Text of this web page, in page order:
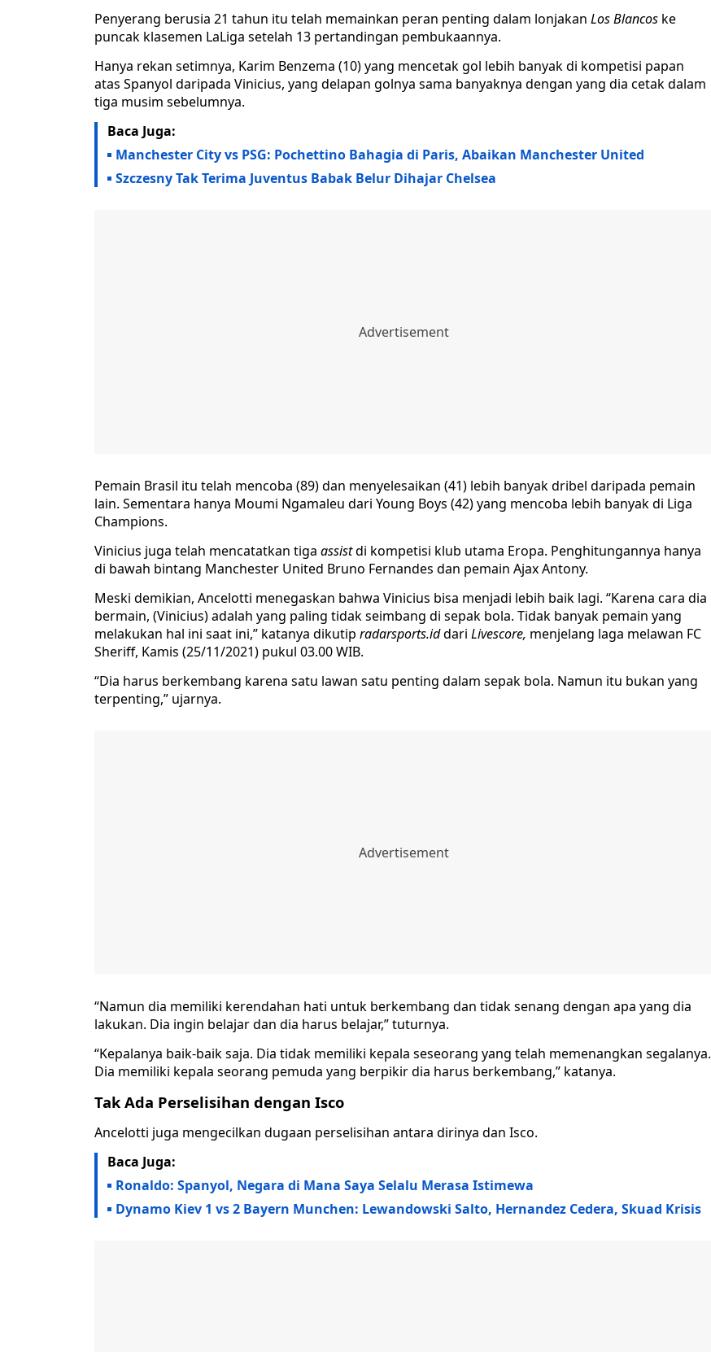
Penyerang berusia 21 tahun itu telah memainkan peran penting dalam lonjakan Los Blancos ke
puncak klasemen LaLiga setelah 13 pertandingan pembukaannya.
Hanya rekan setimnya, Karim Benzema (10) yang mencetak gol lebih banyak di kompetisi papan
atas Spanyol daripada Vinicius, yang delapan golnya sama banyaknya dengan yang dia cetak dalam
tiga musim sebelumnya.
Baca Juga:
Manchester City vs PSG: Pochettino Bahagia di Paris, Abaikan Manchester United
Szczesny Tak Terima Juventus Babak Belur Dihajar Chelsea
Pemain Brasil itu telah mencoba (89) dan menyelesaikan (41) lebih banyak dribel daripada pemain
lain. Sementara hanya Moumi Ngamaleu dari Young Boys (42) yang mencoba lebih banyak di Liga
Champions.
Vinicius juga telah mencatatkan tiga assistdi kompetisi klub utama Eropa. Penghitungannya hanya
di bawah bintang Manchester United Bruno Fernandes dan pemain Ajax Antony.
Meski demikian, Ancelotti menegaskan bahwa Vinicius bisa menjadi lebih baik lagi. “Karena cara dia
bermain, (Vinicius) adalah yang paling tidak seimbang di sepak bola. Tidak banyak pemain yang
melakukan hal ini saat ini,” katanya dikutip radarsports.iddari Livescore, menjelang laga melawan FC
Sheriff, Kamis (25/11/2021) pukul 03.00 WIB.
“Dia harus berkembang karena satu lawan satu penting dalam sepak bola. Namun itu bukan yang
terpenting,” ujarnya.
“Namun dia memiliki kerendahan hati untuk berkembang dan tidak senang dengan apa yang dia
lakukan. Dia ingin belajar dan dia harus belajar,” tuturnya.
“Kepalanya baik-baik saja. Dia tidak memiliki kepala seseorang yang telah memenangkan segalanya.
Dia memiliki kepala seorang pemuda yang berpikir dia harus berkembang,” katanya.
Tak Ada Perselisihan dengan Isco
Ancelotti juga mengecilkan dugaan perselisihan antara dirinya dan Isco.
Baca Juga:
Ronaldo: Spanyol, Negara di Mana Saya Selalu Merasa Istimewa
Dynamo Kiev 1 vs 2 Bayern Munchen: Lewandowski Salto, Hernandez Cedera, Skuad Krisis